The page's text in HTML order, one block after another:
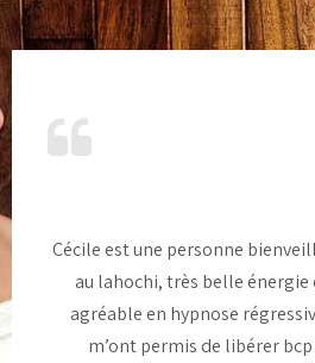
Cécile est une personne
au lahochi, très belle énergie
agréable en hypnose
m’ont permis de libérer